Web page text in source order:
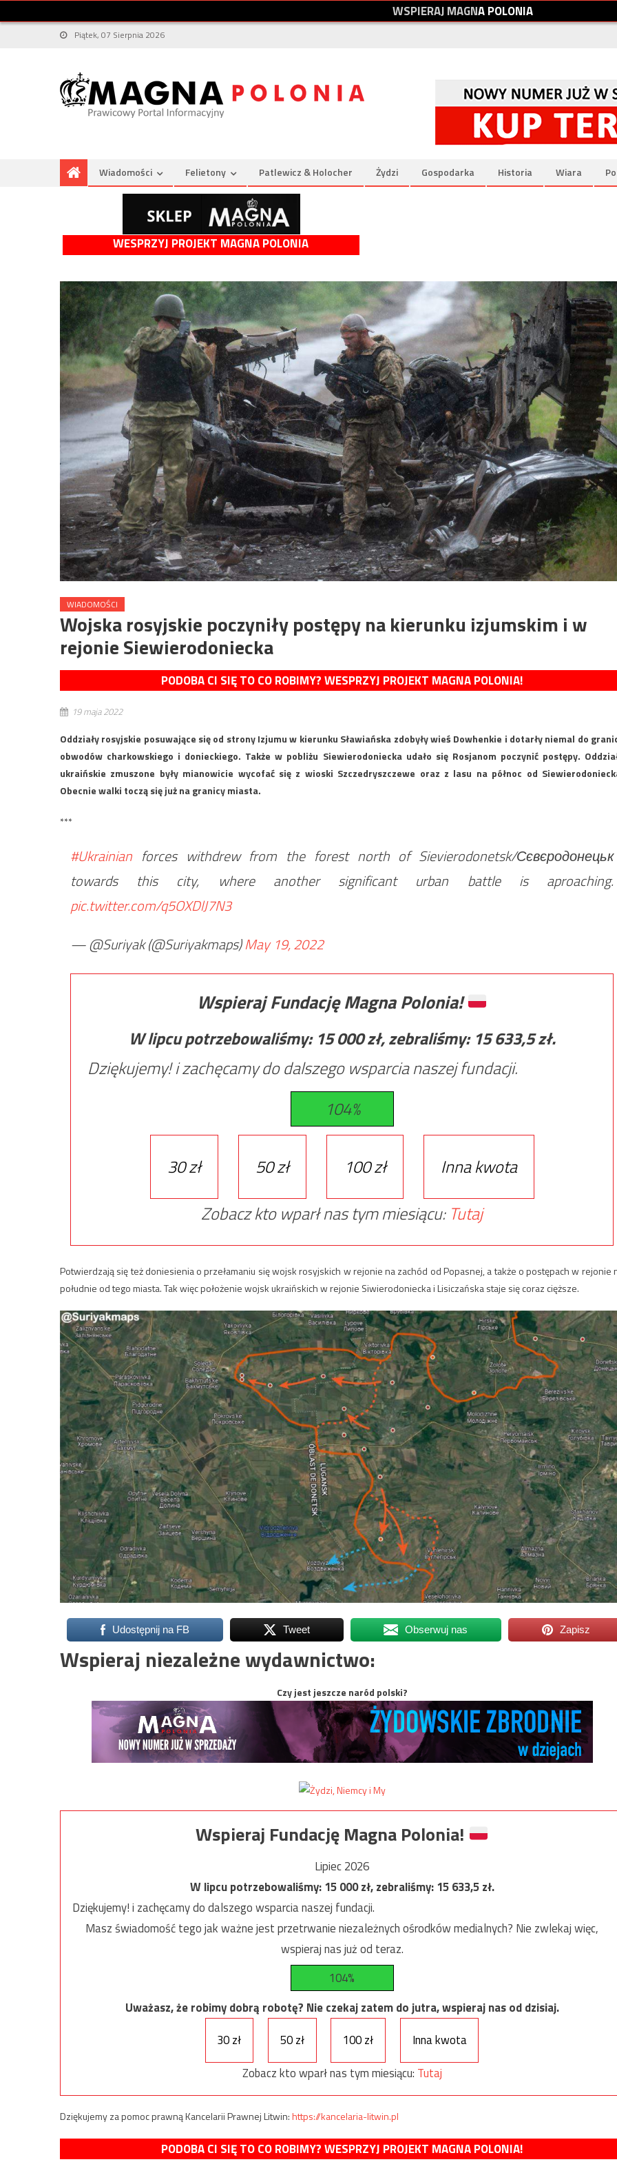
WSPIERAJMAGNAPOLONIA
Piątek, 07 Sierpnia 2026
Wiadomości Felietony Patlewicz & Holocher Żydzi Gospodarka Historia Wiara
WESPRZYJ PROJEKT MAGNA POLONIA
WIADOMOŚCI
Wojska rosyjskie poczyniły postępy na kierunku izjumskim i w
rejonie Siewierodoniecka
PODOBA CI SIĘ TO CO ROBIMY? WESPRZYJ PROJEKT MAGNA POLONIA!
19 maja 2022
Oddziały rosyjskie posuwające się od strony Izjumu w kierunku Sławiańska zdobyły wieś Dowhenkie i dotarły niemal do
obwodów charkowskiego i donieckiego. Także w pobliżu Siewierodoniecka udało się Rosjanom poczynić postępy.
ukraińskie zmuszone były mianowicie wycofać się z wioski Szczedryszczewe oraz z lasu na północ od
Obecnie walki toczą się już na granicy miasta.
***
#Ukrainian forces withdrew from the forest north of Sievierodonetsk/Сєвєродонецьк
towards this city, where another significant urban battle is aproaching.
pic.twitter.com/q5OXDlJ7N3
— @Suriyak (@Suriyakmaps)May 19, 2022
Wspieraj Fundację Magna Polonia!
W lipcu potrzebowaliśmy: 15 000zł, zebraliśmy: 15 633,5zł.
Dziękujemy! i zachęcamy do dalszego wsparcia naszej fundacji.
104%
30 zł 50 zł 100 zł
Inna kwota
Zobacz kto wparł nas tym miesiącu: Tutaj
Potwierdzają się też doniesienia o przełamaniu się wojsk rosyjskich w rejonie na zachód od Popasnej, a także o postępach w rejonie
południe od tego miasta. Tak więc położenie wojsk ukraińskich w rejonie Siwierodoniecka i Lisiczańska staje się coraz cięższe.
Udostępnij na FB Tweet Obserwuj nas Zapisz
Wspieraj niezależne wydawnictwo:
Czy jest jeszcze naród polski?
Wspieraj Fundację Magna Polonia!
Lipiec 2026
W lipcu potrzebowaliśmy:15 000zł, zebraliśmy:15 633,5zł.
Dziękujemy! i zachęcamy do dalszego wsparcia naszej fundacji.
Masz świadomość tego jak ważne jest przetrwanie niezależnych ośrodków medialnych? Nie zwlekaj więc,
wspieraj nas już od teraz.
104%
Uważasz, że robimy dobrą robotę? Nie czekaj zatem do jutra, wspieraj nas od dzisiaj.
30 zł
50 zł 100 zł
Inna kwota
Zobacz kto wparł nas tym miesiącu: Tutaj
Dziękujemy za pomoc prawną Kancelarii Prawnej Litwin:https://kancelaria-litwin.pl
PODOBA CI SIĘ TO CO ROBIMY? WESPRZYJ PROJEKT MAGNA POLONIA!